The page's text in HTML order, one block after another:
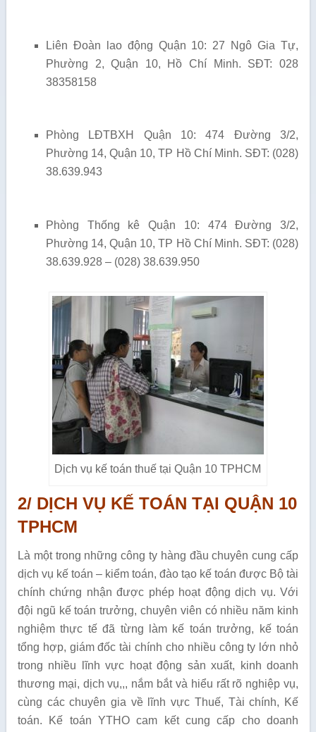
Liên Đoàn lao động Quận 10: 27 Ngô Gia Tự,
Phường 2, Quận 10, Hồ Chí Minh. SĐT: 028
38358158
Phòng LĐTBXH Quận 10: 474 Đường 3/2,
Phường 14, Quận 10, TP Hồ Chí Minh. SĐT: (028)
38.639.943
Phòng Thống kê Quận 10: 474 Đường 3/2,
Phường 14, Quận 10, TP Hồ Chí Minh. SĐT: (028)
38.639.928 – (028) 38.639.950
Dịch vụ kế toán thuế tại Quận 10 TPHCM
2/ DỊCH VỤ KẾ TOÁN TẠI QUẬN 10
TPHCM
Là một trong những công ty hàng đầu chuyên cung cấp
dịch vụ kế toán – kiểm toán, đào tạo kế toán được Bộ tài
chính chứng nhận được phép hoạt động dịch vụ. Với
đội ngũ kế toán trưởng, chuyên viên có nhiều năm kinh
nghiệm thực tế đã từng làm kế toán trưởng, kế toán
tổng hợp, giám đốc tài chính cho nhiều công ty lớn nhỏ
trong nhiều lĩnh vực hoạt động sản xuất, kinh doanh
thương mại, dịch vụ,,, nắm bắt và hiểu rất rõ nghiệp vụ,
cùng các chuyên gia về lĩnh vực Thuế, Tài chính, Kế
toán. Kế toán YTHO cam kết cung cấp cho doanh